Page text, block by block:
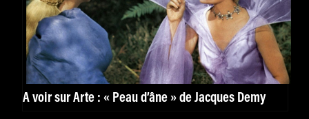
À voir sur Arte : « Peau d’âne » de Jacques Demy